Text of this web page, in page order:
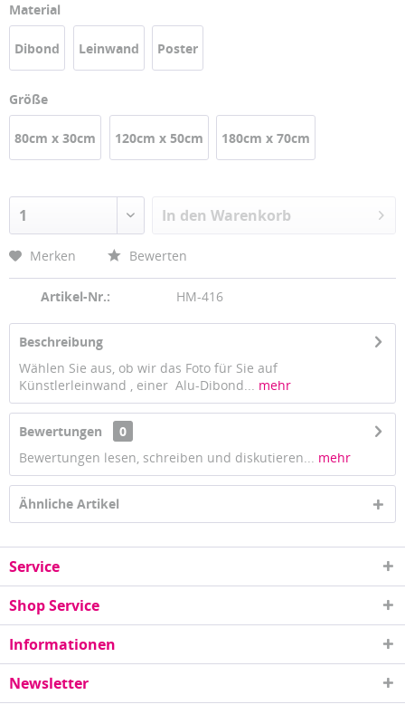
Material
Dibond Leinwand Poster
Größe
80cm x 30cm 120cm x 50cm 180cm x 70cm
In den Warenkorb
Merken Bewerten
Artikel-Nr.: HM-416
Beschreibung
Wählen Sie aus, ob wir das Foto für Sie auf
Künstlerleinwand , einer Alu-Dibond... mehr
Bewertungen
0
Bewertungen lesen, schreiben und diskutieren... mehr
Ähnliche Artikel
Service
Shop Service
Informationen
Newsletter